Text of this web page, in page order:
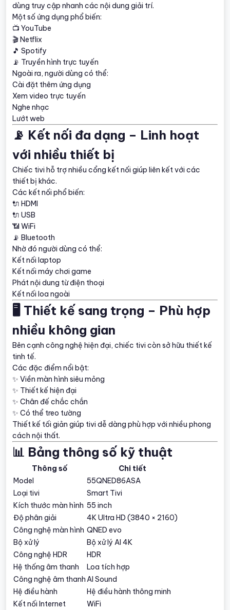
dùng truy cập nhanh các nội dung giải trí.
Một số ứng dụng phổ biến:
📺 YouTube
🎬 Netflix
🎵 Spotify
📡 Truyền hình trực tuyến
Ngoài ra, người dùng có thể:
Cài đặt thêm ứng dụng
Xem video trực tuyến
Nghe nhạc
Lướt web
📡 Kết nối đa dạng – Linh hoạt
với nhiều thiết bị
Chiếc tivi hỗ trợ nhiều cổng kết nối giúp liên kết với các
thiết bị khác.
Các kết nối phổ biến:
🔌 HDMI
🔌 USB
📶 WiFi
📡 Bluetooth
Nhờ đó người dùng có thể:
Kết nối laptop
Kết nối máy chơi game
Phát nội dung từ điện thoại
Kết nối loa ngoài
🖥️ Thiết kế sang trọng – Phù hợp
nhiều không gian
Bên cạnh công nghệ hiện đại, chiếc tivi còn sở hữu thiết kế
tinh tế.
Các đặc điểm nổi bật:
✨ Viền màn hình siêu mỏng
✨ Thiết kế hiện đại
✨ Chân đế chắc chắn
✨ Có thể treo tường
Thiết kế tối giản giúp tivi dễ dàng phù hợp với nhiều phong
cách nội thất.
📊 Bảng thông số kỹ thuật
Thông số
Chi tiết
Model
55QNED86ASA
Loại tivi
Smart Tivi
Kích thước màn hình 55 inch
Độ phân giải
4K Ultra HD (3840 × 2160)
Công nghệ màn hình QNED evo
Bộ xử lý
Bộ xử lý AI 4K
Công nghệ HDR
HDR
Hệ thống âm thanh
Loa tích hợp
Công nghệ âm thanh AI Sound
Hệ điều hành
Hệ điều hành thông minh
Kết nối Internet
WiFi